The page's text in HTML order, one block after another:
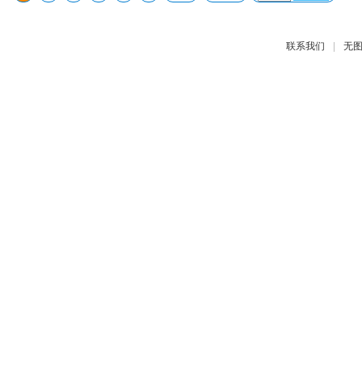
联系我们 | 无